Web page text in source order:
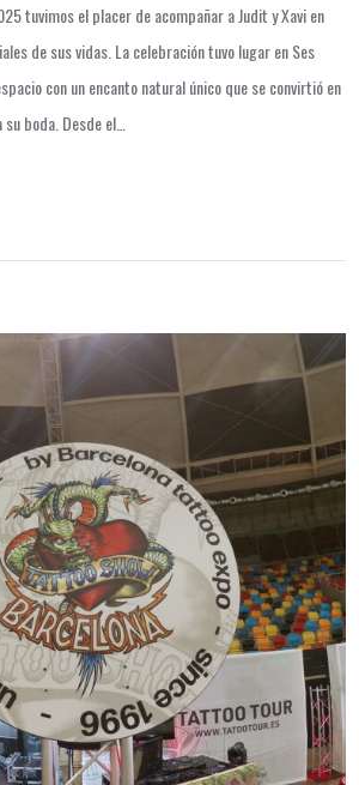
tuvimos el placer de acompañar a Judit y Xavi en
de sus vidas. La celebración tuvo lugar en Ses
con un encanto natural único que se convirtió en
boda. Desde el…